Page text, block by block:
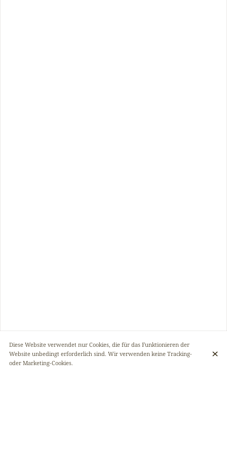
Diese Website verwendet nur Cookies, die für das Funktionieren der
Website unbedingt erforderlich sind. Wir verwenden keine Tracking-
oder Marketing-Cookies.